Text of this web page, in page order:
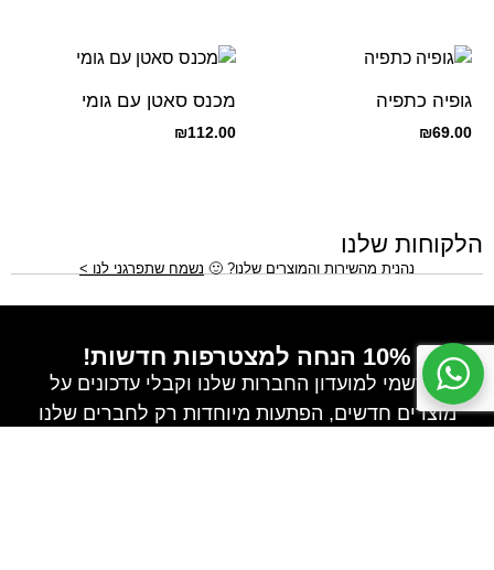
גופיה כתפיה
₪69.00
מכנס סאטן עם גומי
₪112.00
הלקוחות שלנו
נהנית מהשירות והמוצרים שלנו? 🙂 נשמח שתפרגני לנו >
10% הנחה למצטרפות חדשות!
הירשמי למועדון החברות שלנו וקבלי עדכונים על
מוצרים חדשים, הפתעות מיוחדות רק לחברים שלנו